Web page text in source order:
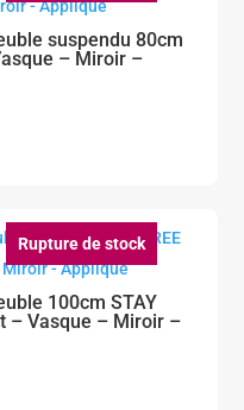
suspendu 80cm
– Miroir –
Rupture de stock
100cm STAY
– Vasque – Miroir –